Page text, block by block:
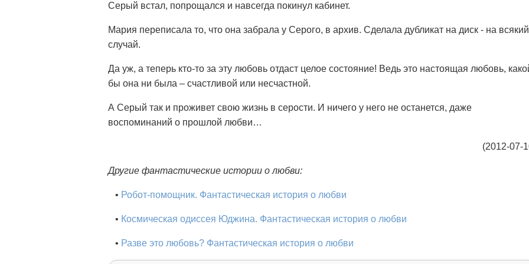
Серый встал, попрощался и навсегда покинул кабинет.
Мария переписала то, что она забрала у Серого, в архив. Сделала дубликат на диск - на всякий
случай.
Да уж, а теперь кто-то за эту любовь отдаст целое состояние! Ведь это настоящая любовь,
бы она ни была – счастливой или несчастной.
А Серый так и проживет свою жизнь в серости. И ничего у него не останется, даже
воспоминаний о прошлой любви…
(2012-07-
Другие фантастические истории о любви:
• Робот-помощник. Фантастическая история о любви
• Космическая одиссея Юджина. Фантастическая история о любви
• Разве это любовь? Фантастическая история о любви